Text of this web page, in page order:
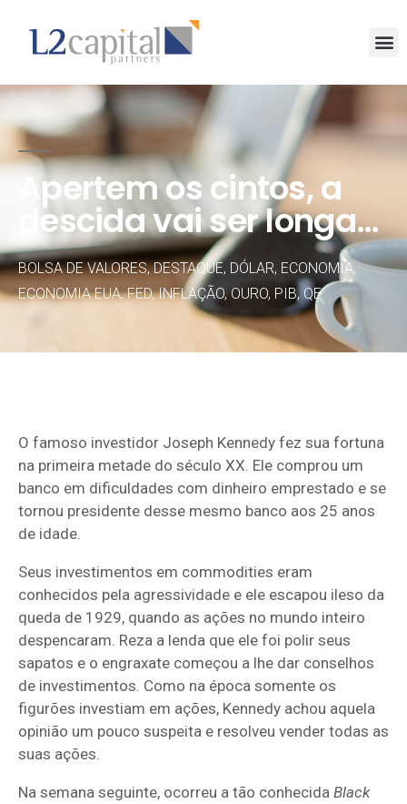
Apertem os cintos, a
descida vai ser longa…
BOLSA DE VALORES,DESTAQUE, DÓLAR, ECONOMIA,
ECONOMIA EUA,FED,INFLAÇÃO,OURO, PIB, QE
O famoso investidor Joseph Kennedy fez sua fortuna
na primeira metade do século XX. Ele comprou um
banco em dificuldades com dinheiro emprestado e se
tornou presidente desse mesmo banco aos 25 anos
de idade.
Seus investimentos em commodities eram
conhecidos pela agressividade e ele escapou ileso da
queda de 1929, quando as ações no mundo inteiro
despencaram. Reza a lenda que ele foi polir seus
sapatos e o engraxate começou a lhe dar conselhos
de investimentos. Como na época somente os
figurões investiam em ações, Kennedy achou aquela
opinião um pouco suspeita e resolveu vender todas as
suas ações.
Na semana seguinte, ocorreu a tão conhecida Black